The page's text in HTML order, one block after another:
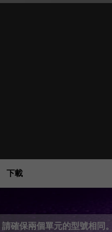
下載
確保兩個單元的型號相